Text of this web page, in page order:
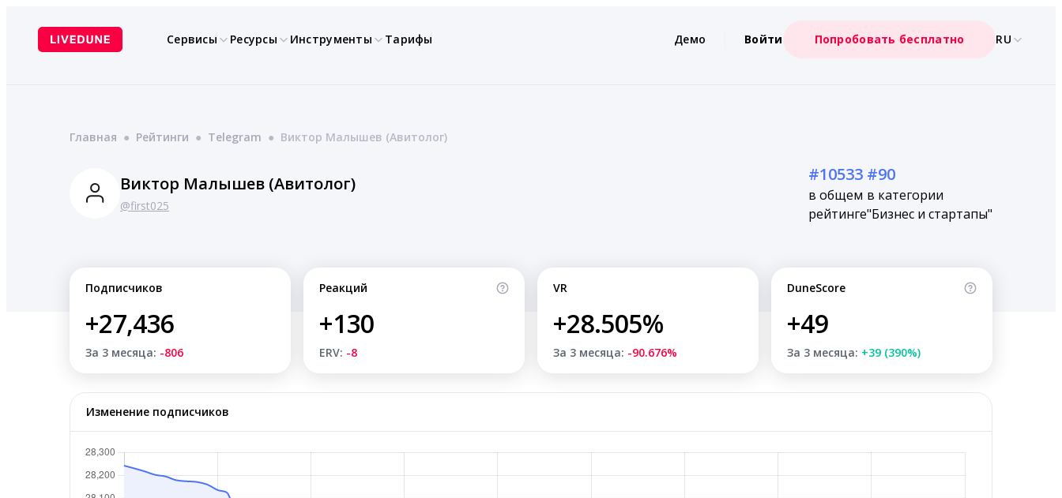
содержимому
Сервисы Ресурсы Инструменты Тарифы Демо Войти Попробовать бесплатно RU
Главная ● Рейтинги ● Telegram ● Виктор Малышев (Авитолог)
Виктор Малышев (Авитолог)
@first025
#10533
в общем
рейтинге
#90
в категории
"Бизнес и стартапы"
Подписчиков
+27,436
За 3 месяца: -806
Реакций
+130
ERV: -8
VR
+28.505%
За 3 месяца: -90.676%
DuneScore
+49
За 3 месяца: +39 (390%)
Изменение подписчиков